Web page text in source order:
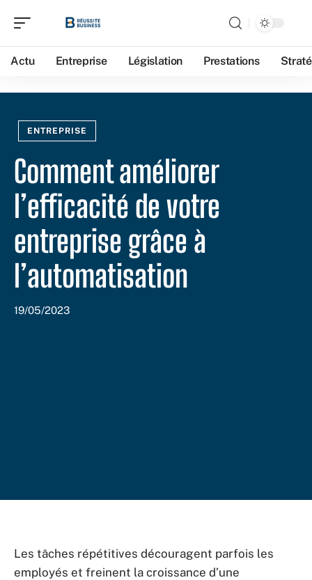
Actu Entreprise Législation Prestations
ENTREPRISE
Comment améliorer
l’efficacité de votre
entreprise grâce à
l’automatisation
19/05/2023
Les tâches répétitives découragent parfois les
employés et freinent la croissance d’une